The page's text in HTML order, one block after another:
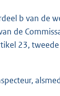
b van de
de
23,